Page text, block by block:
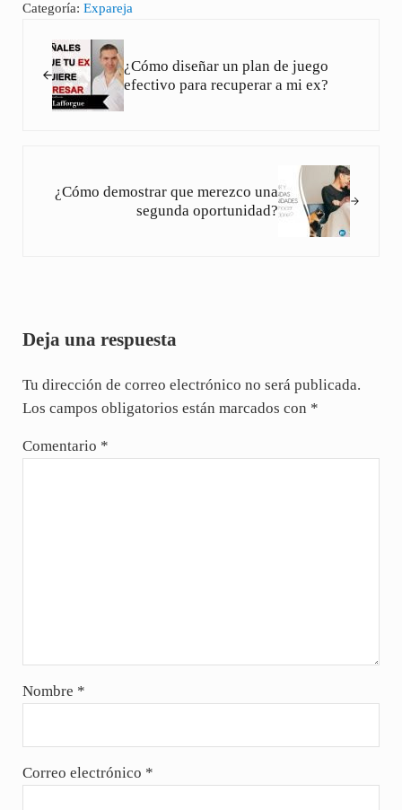
Categoría: Expareja
¿Cómo diseñar un plan de juego
efectivo para recuperar a mi ex?
¿Cómo demostrar que merezco una
segunda oportunidad?
Deja una respuesta
Tu dirección de correo electrónico no será publicada.
Los campos obligatorios están marcados con *
Comentario *
Nombre *
Correo electrónico *